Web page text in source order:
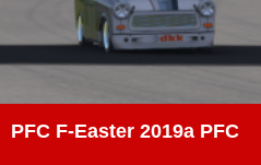
PFС F-Easter 2019a PFC